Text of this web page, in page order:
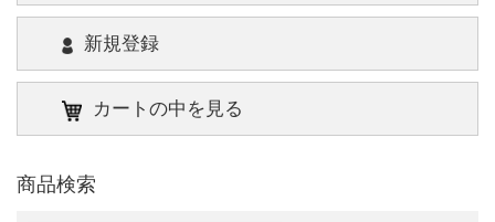
新規登録
カートの中を見る
商品検索